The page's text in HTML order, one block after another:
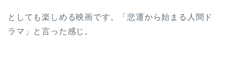
としても楽しめる映画です。「悲運から始まる人間ド
ラマ」と言った感じ。